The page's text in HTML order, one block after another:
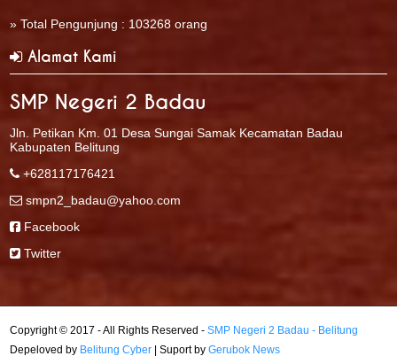
» Total Pengunjung : 103268 orang
Alamat Kami
SMP Negeri 2 Badau
Jln. Petikan Km. 01 Desa Sungai Samak Kecamatan Badau
Kabupaten Belitung
+628117176421
smpn2_badau@yahoo.com
Facebook
Twitter
Copyright © 2017 - All Rights Reserved -SMP Negeri 2 Badau - Belitung
Depeloved by Belitung Cyber | Suport byGerubok News